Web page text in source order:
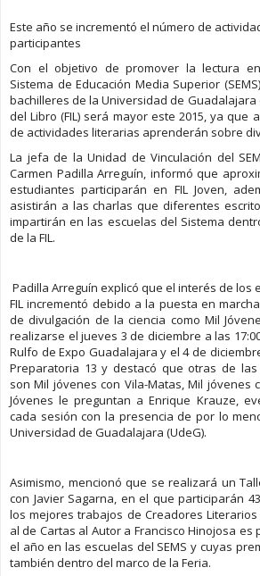
Este año se incrementó el número de
participantes
Con el objetivo de promover la lectura
Sistema de Educación Media Superior
bachilleres de la Universidad de Guadalajara
del Libro (FIL) será mayor este 2015, ya que
de actividades literarias aprenderán sobre
La jefa de la Unidad de Vinculación del
Carmen Padilla Arreguín, informó que
estudiantes participarán en FIL Joven,
asistirán a las charlas que diferentes
impartirán en las escuelas del Sistema
de la FIL.
Padilla Arreguín explicó que el interés de los
FIL incrementó debido a la puesta en
de divulgación de la ciencia como Mil
realizarse el jueves 3 de diciembre a las
Rulfo de Expo Guadalajara y el 4 de
Preparatoria 13 y destacó que otras de las
son Mil jóvenes con Vila-Matas, Mil jóvenes
Jóvenes le preguntan a Enrique Krauze,
cada sesión con la presencia de por lo
Universidad de Guadalajara (UdeG).
Asimismo, mencionó que se realizará un
con Javier Sagarna, en el que participarán
los mejores trabajos de Creadores Literarios
al de Cartas al Autor a Francisco Hinojosa
el año en las escuelas del SEMS y cuyas
también dentro del marco de la Feria.